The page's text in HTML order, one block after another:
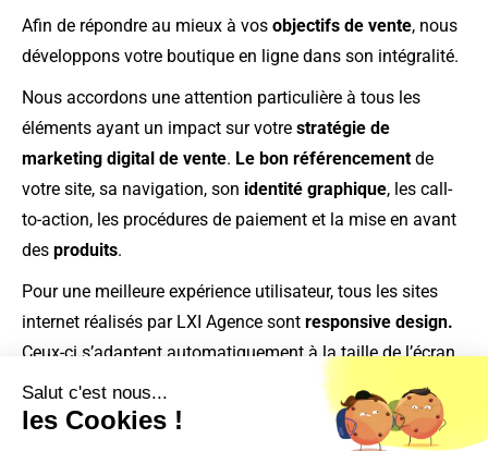
Afin de répondre au mieux à vos objectifs de vente, nous
développons votre boutique en ligne dans son intégralité.
Nous accordons une attention particulière à tous les
éléments ayant un impact sur votre stratégie de
marketing digital de vente. Le bon référencement de
votre site, sa navigation, son identité graphique, les call-
to-action, les procédures de paiement et la mise en avant
des produits.
Pour une meilleure expérience utilisateur, tous les sites
internet réalisés par LXI Agence sont responsive design.
Ceux-ci s’adaptent automatiquement à la taille de l’écran
de l’utilisateur.
Salut c'est nous...
les Cookies !